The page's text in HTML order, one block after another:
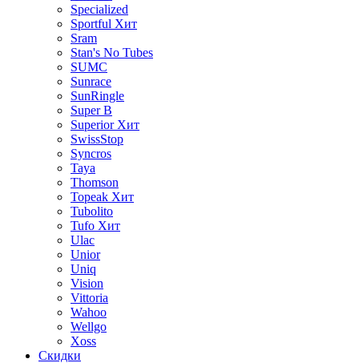
Specialized
Sportful Хит
Sram
Stan's No Tubes
SUMC
Sunrace
SunRingle
Super B
Superior Хит
SwissStop
Syncros
Taya
Thomson
Topeak Хит
Tubolito
Tufo Хит
Ulac
Unior
Uniq
Vision
Vittoria
Wahoo
Wellgo
Xoss
Скидки